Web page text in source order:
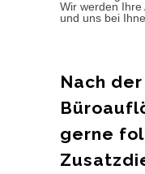
Wir werden
und uns bei
Nach
gerne